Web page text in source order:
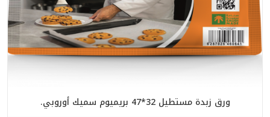
ورق زبدة مستطيل 32*47 بريميوم سميك أوروبي.